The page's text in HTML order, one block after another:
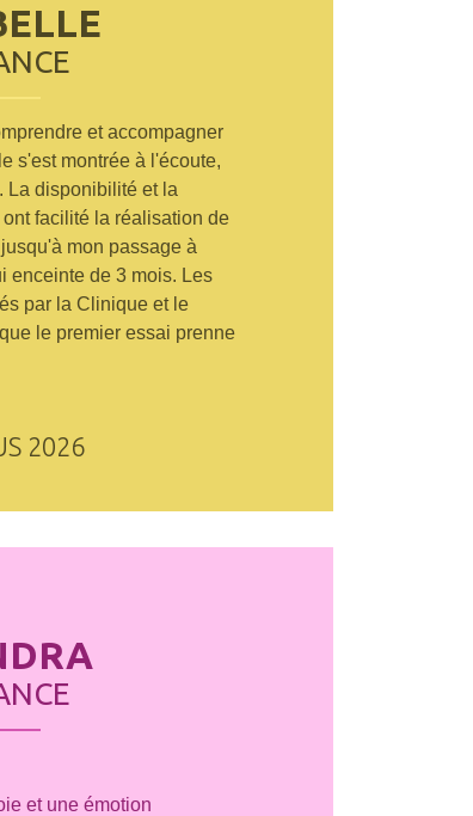
et accompagner
s'est montrée à l'écoute,
La disponibilité et la
facilité la réalisation de
mon passage à
enceinte de 3 mois. Les
par la Clinique et le
le premier essai prenne
2026
et une émotion